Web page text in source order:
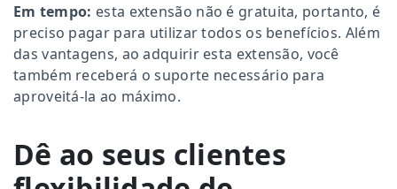
Em tempo: esta extensão não é gratuita, portanto, é
preciso pagar para utilizar todos os benefícios. Além
das vantagens, ao adquirir esta extensão, você
também receberá o suporte necessário para
aproveitá-la ao máximo.
Dê ao seus clientes